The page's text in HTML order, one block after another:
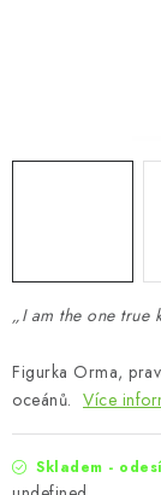
„I am the one true
Figurka Orma,
oceánů. Více
Skladem -